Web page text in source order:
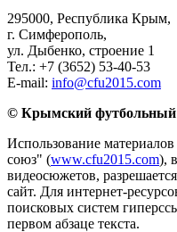
295000, Республика Крым,
г. Симферополь,
ул. Дыбенко, строение 1
Тел.: +7 (3652) 53-40-53
E-mail: info@cfu2015.com
© Крымский футбольный
Использование
союз" (www.cfu2015.com),
видеосюжетов,
сайт. Для интернет-
поисковых систем
первом абзаце текста.